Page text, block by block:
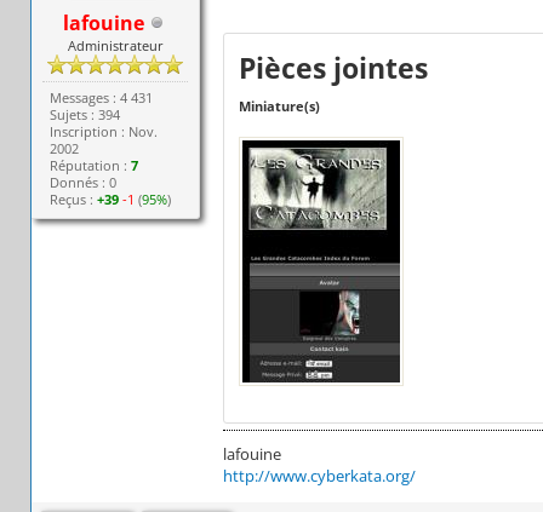
lafouine
Administrateur
Messages : 4 431
Sujets : 394
Inscription : Nov.
2002
Réputation :7
Donnés : 0
Reçus :+39 -1 (95%)
Pièces jointes
Miniature(s)
lafouine
http://www.cyberkata.org/